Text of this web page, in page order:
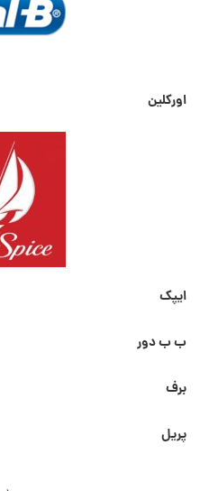
اورکلین
ایپک
ب ب دور
برف
پریل